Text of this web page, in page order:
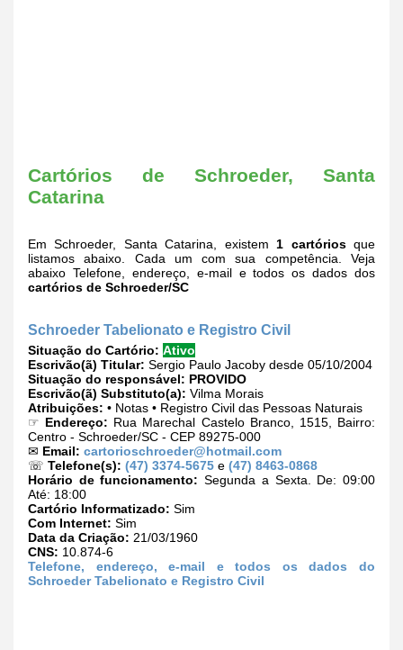
Cartórios de Schroeder, Santa
Catarina
Em Schroeder, Santa Catarina, existem 1 cartóriosque
listamos abaixo. Cada um com sua competência. Veja
abaixo Telefone, endereço, e-mail e todos os dados dos
cartórios de Schroeder/SC
Schroeder Tabelionato e Registro Civil
Situação do Cartório: Ativo
Escrivão(ã) Titular: Sergio Paulo Jacoby desde 05/10/2004
Situação do responsável: PROVIDO
Escrivão(ã) Substituto(a): Vilma Morais
Atribuições: • Notas • Registro Civil das Pessoas Naturais
☞ Endereço: Rua Marechal Castelo Branco, 1515, Bairro:
Centro - Schroeder/SC - CEP 89275-000
✉ Email: cartorioschroeder@hotmail.com
☏ Telefone(s): (47) 3374-5675 e (47) 8463-0868
Horário de funcionamento: Segunda a Sexta. De: 09:00
Até: 18:00
Cartório Informatizado: Sim
Com Internet: Sim
Data da Criação: 21/03/1960
CNS: 10.874-6
Telefone, endereço, e-mail e todos os dados do
Schroeder Tabelionato e Registro Civil